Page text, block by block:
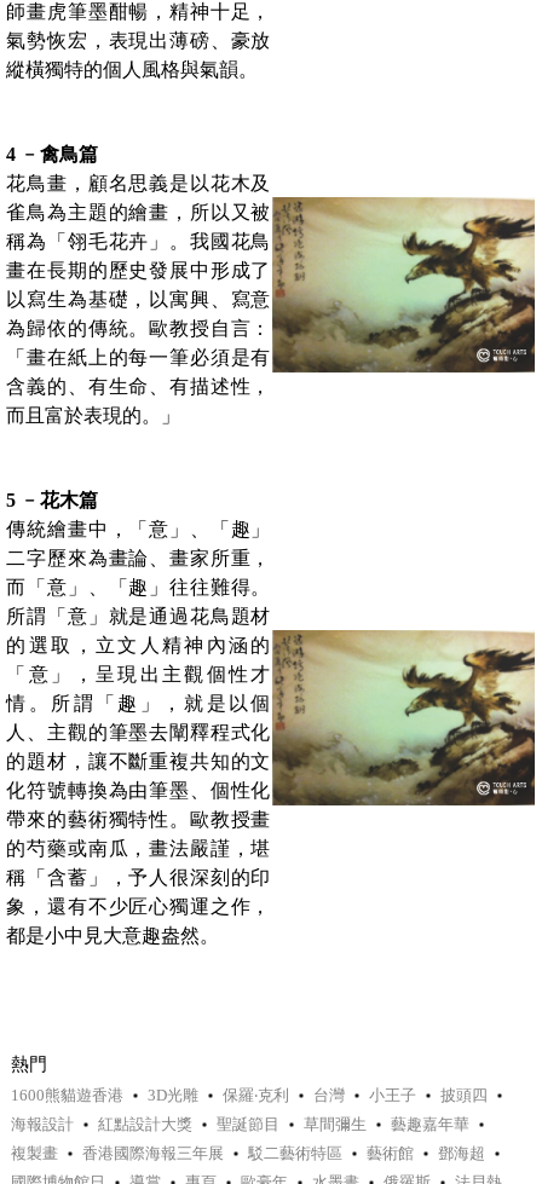
師畫虎筆墨酣暢，精神十足，
氣勢恢宏，表現出薄磅、豪放
縱橫獨特的個人風格與氣韻。
4 ﹣禽鳥篇
花鳥畫，顧名思義是以花木及
雀鳥為主題的繪畫，所以又被
稱為「翎毛花卉」。我國花鳥
畫在長期的歷史發展中形成了
以寫生為基礎，以寓興、寫意
為歸依的傳統。歐教授自言：
「畫在紙上的每一筆必須是有
含義的、有生命、有描述性，
而且富於表現的。」
5 ﹣花木篇
傳統繪畫中，「意」、「趣」
二字歷來為畫論、畫家所重，
而「意」、「趣」往往難得。
所謂「意」就是通過花鳥題材
的選取，立文人精神內涵的
「意」，呈現出主觀個性才
情。所謂「趣」，就是以個
人、主觀的筆墨去闡釋程式化
的題材，讓不斷重複共知的文
化符號轉換為由筆墨、個性化
帶來的藝術獨特性。歐教授畫
的芍藥或南瓜，畫法嚴謹，堪
稱「含蓄」，予人很深刻的印
象，還有不少匠心獨運之作，
都是小中見大意趣盎然。
熱門
1600熊貓遊香港 3D光雕 保羅‧克利 台灣 小王子
披頭四
海報設計
紅點設計大獎 聖誕節目 草間彌生
藝趣嘉年華
複製畫
香港國際海報三年展 駁二藝術特區 藝術館
鄧海超